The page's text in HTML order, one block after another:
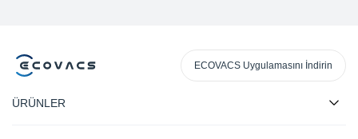
ECOVACS Uygulamasını İndirin
ÜRÜNLER